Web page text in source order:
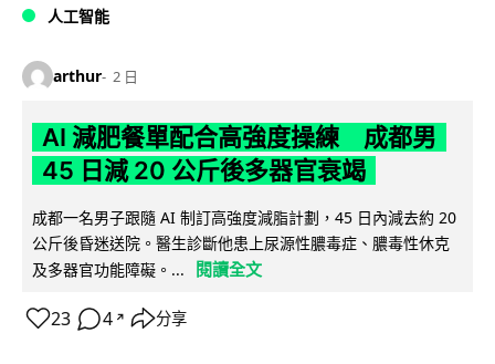
人工智能
arthur 2 日
AI 減肥餐單配合高強度操練 成都男
45 日減 20 公斤後多器官衰竭
成都一名男子跟隨 AI 制訂高強度減脂計劃，45 日內減去約 20
公斤後昏迷送院。醫生診斷他患上尿源性膿毒症、膿毒性休克
及多器官功能障礙。...
閱讀全文
23 4 ↗ 分享